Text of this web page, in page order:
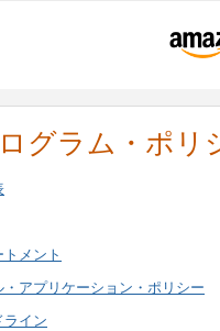
グラム・ポリ
メント
アプリケーション・ポリシー
ライン